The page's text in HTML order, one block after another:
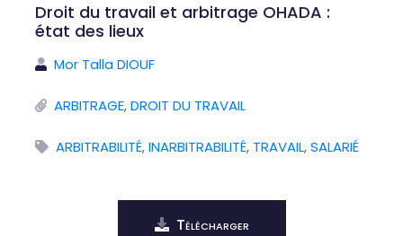
Droit du travail et arbitrage OHADA :
état des lieux
Mor Talla DIOUF
ARBITRAGE,DROIT DU TRAVAIL
ARBITRABILITÉ,INARBITRABILITÉ, TRAVAIL,SALARIÉ
Télécharger